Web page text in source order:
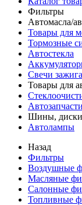
Фильтры
Автомасла/
Товары для
Тормозные
Автостекла
Свечи
Товары для
Автозапчасти
Шины, диски
Автолампы
Назад
Фильтры
Воздушные
Масляные
Салонные
Топливные